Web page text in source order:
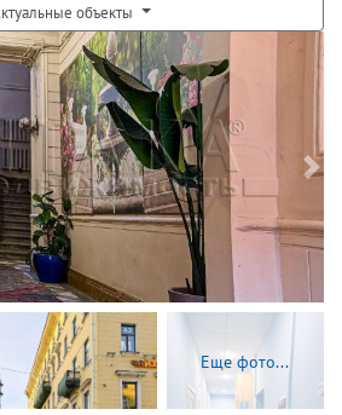
объекты
Еще фото...